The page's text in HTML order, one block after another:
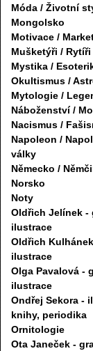
Móda / Životní
Mongolsko
Motivace /
Mušketýři / Rytíři
Mystika /
Okultismus /
Mytologie /
Náboženství /
Nacismus /
Napoleon /
války
Německo /
Norsko
Noty
Oldřich Jelínek -
ilustrace
Oldřich
ilustrace
Olga Pavalová -
ilustrace
Ondřej Sekora -
knihy, periodika
Ornitologie
Ota Janeček -